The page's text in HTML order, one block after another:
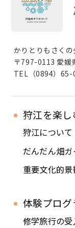
かりとりもさくの
〒797-0113 愛媛
TEL（0894）65-
狩江を楽し
狩江について
だんだん畑ガ
重要文化的
体験プログ
修学旅行の受